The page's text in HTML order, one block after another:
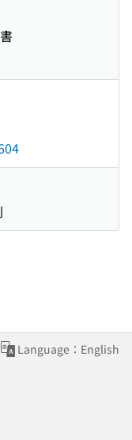
Language：English